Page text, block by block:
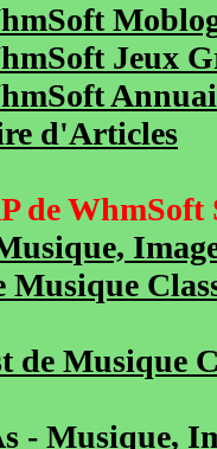
Jeux
d'Articles
de WhmSoft
Musique
de Musique
- Musique,